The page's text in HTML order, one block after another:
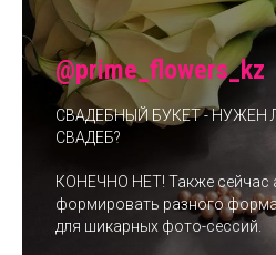
@prime_flowers_kz
СВАДЕБНЫЙ БУКЕТ - НУЖЕН
СВАДЕБ?
КОНЕЧНО НЕТ! Также сейчас
формировать разного
для шикарных фото-сессий.